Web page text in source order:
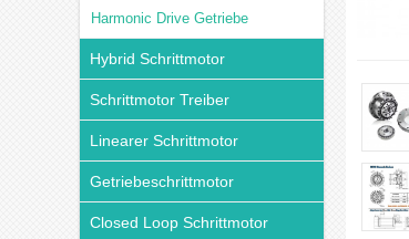
Harmonic Drive Getriebe
Hybrid Schrittmotor
Schrittmotor Treiber
Linearer Schrittmotor
Getriebeschrittmotor
Closed Loop Schrittmotor